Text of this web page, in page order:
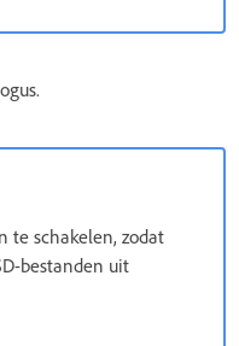
te schakelen, zodat
bestanden uit